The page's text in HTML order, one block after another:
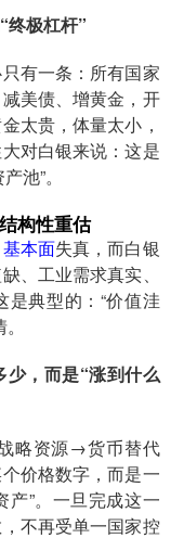
终极杠杆”
有一条：所有国家
美债、增黄金，开
太贵，体量太小，
对白银来说：这是
池”。
构性重估
基本面失真，而白银
、工业需求真实、
是典型的：“价值洼
少，而是“涨到什么
略资源→货币替代
价格数字，而是一
产”。一旦完成这一
不再受单一国家控